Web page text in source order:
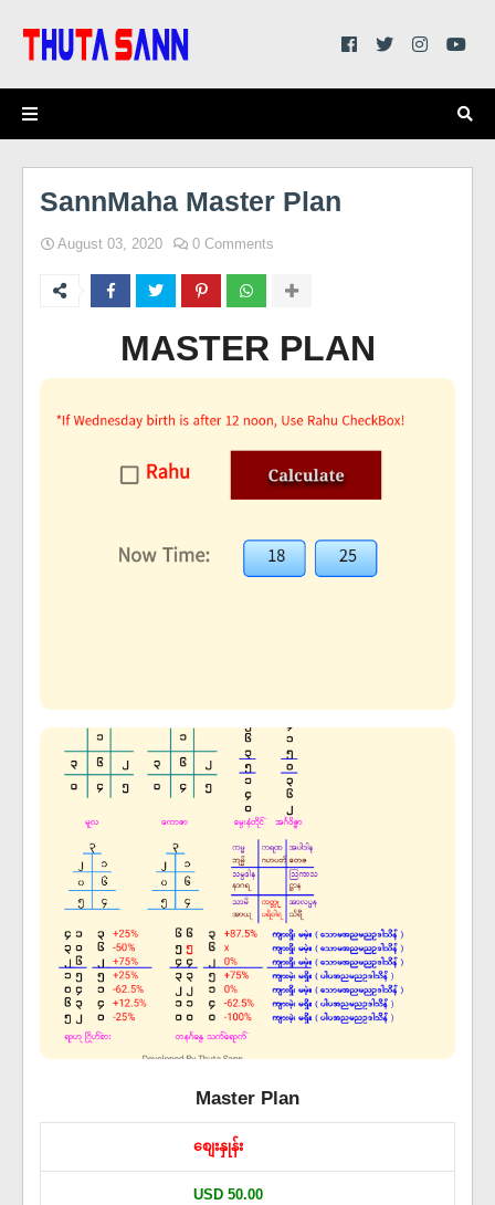
SannMaha Master Plan
August 03, 2020 0 Comments
MASTER PLAN
Master Plan
စျေးနှုန်း
USD 50.00